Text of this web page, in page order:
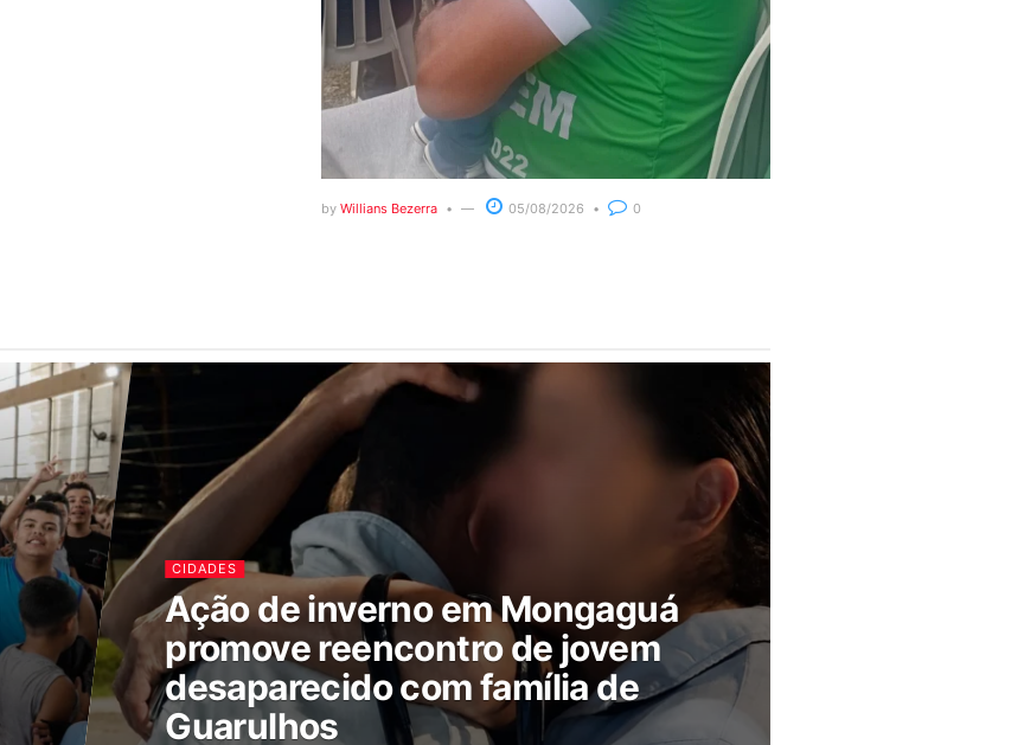
by Willians Bezerra 05/08/2026 0
CIDADES
Ação de inverno em Mongaguá
promove reencontro de jovem
desaparecido com família de
Guarulhos